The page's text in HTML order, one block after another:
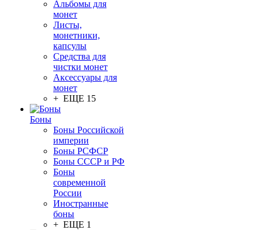
Альбомы для
монет
Листы,
монетники,
капсулы
Средства для
чистки монет
Аксессуары для
монет
+ ЕЩЕ 15
Боны
Боны Российской
империи
Боны РСФСР
Боны СССР и РФ
Боны
современной
России
Иностранные
боны
+ ЕЩЕ 1